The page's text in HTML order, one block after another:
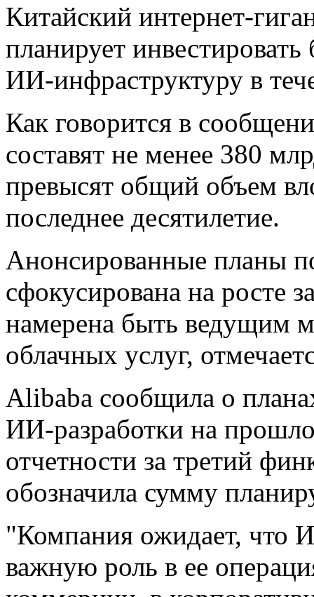
Китайский интернет-
планирует
ИИ-инфраструктуру в
Как говорится в
составят не менее 380
превысят общий объем
последнее десятилетие.
Анонсированные планы
сфокусирована на росте
намерена быть ведущим
облачных услуг,
Alibaba сообщила о
ИИ-разработки на
отчетности за третий
обозначила сумму
"Компания ожидает, что
важную роль в ее